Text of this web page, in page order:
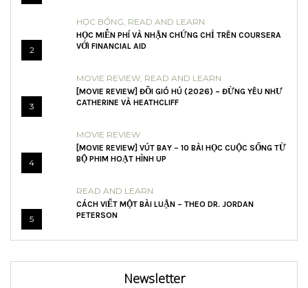
2
HỌC BỔNG, READ AND LEARN
HỌC MIỄN PHÍ VÀ NHẬN CHỨNG CHỈ TRÊN COURSERA
VỚI FINANCIAL AID
3
MOVIE REVIEW, READ AND LEARN
[MOVIE REVIEW] ĐỒI GIÓ HÚ (2026) – ĐỪNG YÊU NHƯ
CATHERINE VÀ HEATHCLIFF
4
MOVIE REVIEW
[MOVIE REVIEW] VÚT BAY – 10 BÀI HỌC CUỘC SỐNG TỪ
BỘ PHIM HOẠT HÌNH UP
5
READ AND LEARN
CÁCH VIẾT MỘT BÀI LUẬN – THEO DR. JORDAN
PETERSON
Newsletter